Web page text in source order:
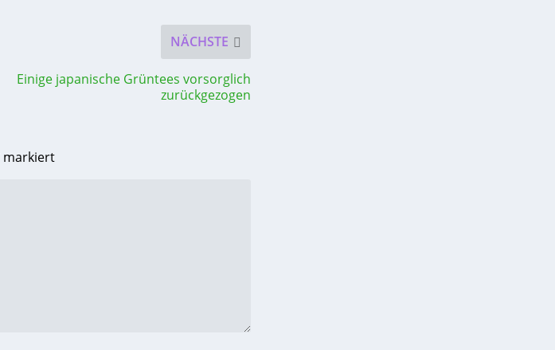
NÄCHSTE
Einige japanische Grüntees vorsorglich
zurückgezogen
markiert